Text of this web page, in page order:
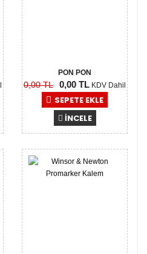
PON PON
0,00 TL 0,00 TL KDV Dahil
SEPETE EKLE
İNCELE
0,00
TL